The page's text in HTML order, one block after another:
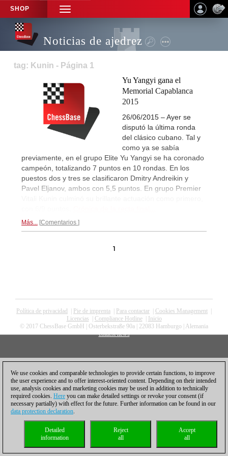
SHOP
TOGGLE
NAVIGATION
Noticias de ajedrez
tag: Kunin - Página 1
Yu Yangyi gana el
Memorial Capablanca
2015
26/06/2015 – Ayer se
disputó la última ronda
del clásico cubano. Tal y
como ya se sabía
previamente, en el grupo Elite Yu Yangyi se ha coronado
campeón, totalizando 7 puntos en 10 rondas. En los
puestos dos y tres se clasificaron Dmitry Andreikin y
Pavel Eljanov, ambos con 5,5 puntos. En grupo Premier
Más... Comentarios
1
Política de privacidad Pie de imprenta Para contactar Cookies Management
Licencias
Compliance Hotline|
Inicio
© 2017 ChessBase GmbH | Osterbekstraße 90a | 22083 Hamburgo | Alemania
coldest news
We use cookies and comparable technologies to provide certain functions, to improve
the user experience and to offer interest-oriented content. Depending on their intended
use, analysis cookies and marketing cookies may be used in addition to technically
required cookies. Here you can make detailed settings or revoke your consent (if
necessary partially) with effect for the future. Further information can be found in our
data protection declaration.
Accept
all
Reject
all
Detailed
information